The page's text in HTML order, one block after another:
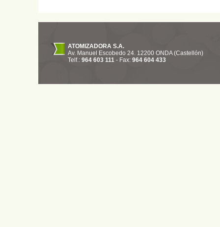
ATOMIZADORA S.A.
Av. Manuel Escobedo 24. 12200 ONDA(Castellón)
Telf.: 964 603 111 - Fax: 964 604 433